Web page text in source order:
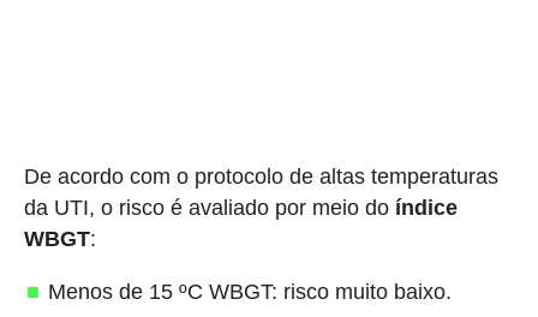
De acordo com o protocolo de altas temperaturas
da UTI, o risco é avaliado por meio do índice
WBGT:
Menos de 15 ºC WBGT: risco muito baixo.